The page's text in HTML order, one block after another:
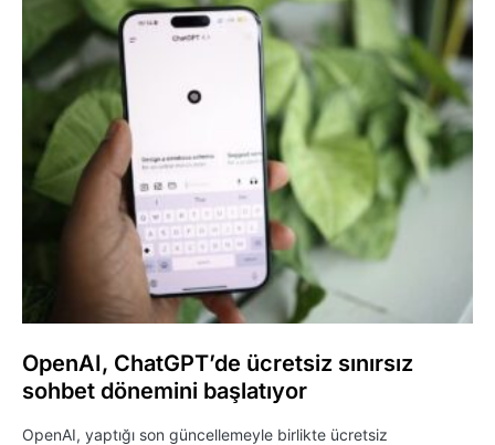
OpenAI, ChatGPT’de ücretsiz sınırsız
sohbet dönemini başlatıyor
OpenAI, yaptığı son güncellemeyle birlikte ücretsiz